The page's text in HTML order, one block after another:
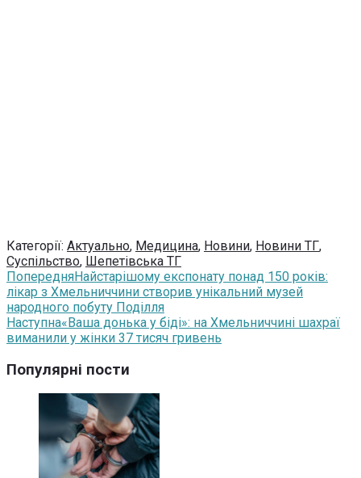
Категорії: Актуально, Медицина, Новини, Новини ТГ,
Суспільство, Шепетівська ТГ
ПопередняНайстарішому експонату понад 150 років:
лікар з Хмельниччини створив унікальний музей
народного побуту Поділля
Наступна«Ваша донька у біді»: на Хмельниччині шахраї
виманили у жінки 37 тисяч гривень
Популярні пости